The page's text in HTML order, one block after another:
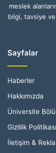
meslek
bilgi, tavsiye
Sayfalar
Haberler
Hakkımızda
Üniversite
Gizlilik Politikası
İletişim &